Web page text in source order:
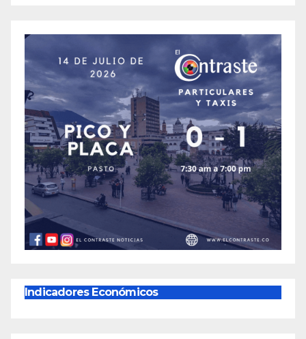
Indicadores Económicos